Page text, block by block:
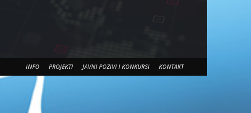
INFO PROJEKTI JAVNI POZIVI I KONKURSI KONTAKT